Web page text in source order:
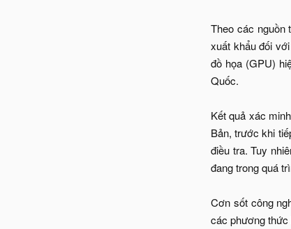
Theo các nguồn
xuất khẩu đối
đồ họa (GPU)
Quốc.
Kết quả xác
Bản, trước khi
điều tra. Tuy
đang trong quá
Cơn sốt công
các phương thức